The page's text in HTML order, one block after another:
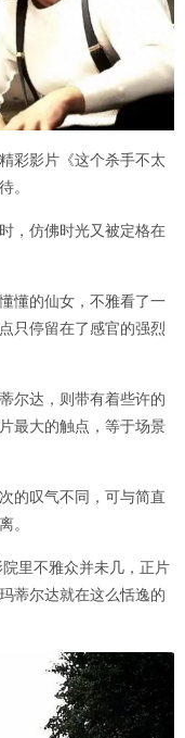
彩影片《这个杀手不太
。
，仿佛时光又被定格在
懂的仙女，不雅看了一
只停留在了感官的强烈
尔达，则带有着些许的
最大的触点，等于场景
的叹气不同，可与简直
。
里不雅众并未几，正片
蒂尔达就在这么恬逸的